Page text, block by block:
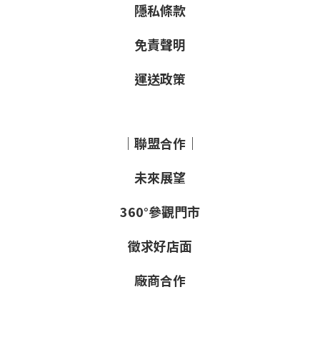
隱私條款
免責聲明
運送政策
｜聯盟合作｜
未來展望
360°參觀門市
徵求好店面
廠商合作